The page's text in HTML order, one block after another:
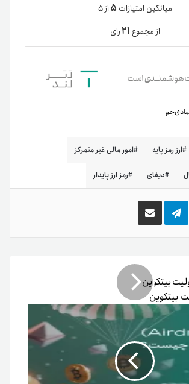
میانگین امتیازات ۵از ۵
از مجموع۲۱رای
ارز رمز پایه امور مالی غیر متمرکز
دیفای رمز ارز پایدار
تلگرام اشتراک
گذاری
ایمیل
بیتکوین